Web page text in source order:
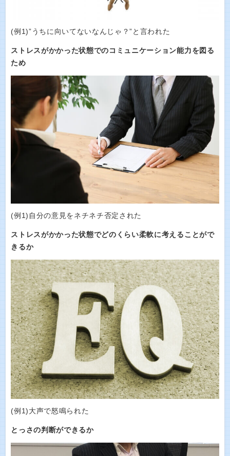
(例1)”うちに向いてないなんじゃ？”と言われた
ストレスがかかった状態でのコミュニケーション能力を図る
ため
(例1)自分の意見をネチネチ否定された
ストレスがかかった状態でどのくらい柔軟に考えることがで
きるか
(例1)大声で怒鳴られた
とっさの判断ができるか